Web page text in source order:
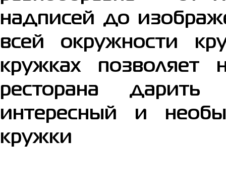
надписей до
всей окружности
кружках
ресторана
интересный и
кружки